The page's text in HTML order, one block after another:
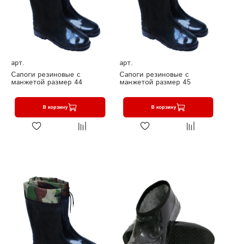
арт.
Сапоги резиновые с
манжетой размер 44
В корзину
арт.
Сапоги резиновые с
манжетой размер 45
В корзину